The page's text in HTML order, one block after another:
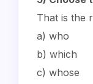
That is the
a) who
b) which
c) whose